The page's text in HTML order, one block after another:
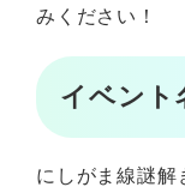
みください！
イベント
にしがま線謎解